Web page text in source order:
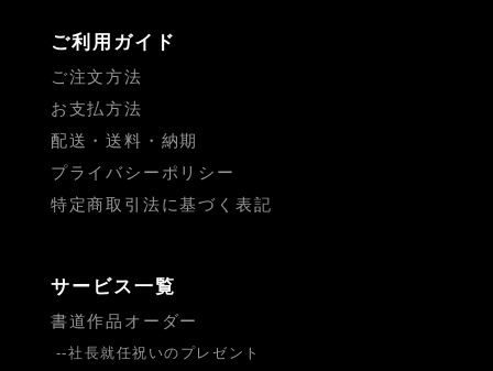
ご利用ガイド
ご注文方法
お支払方法
配送・送料・納期
プライバシーポリシー
特定商取引法に基づく表記
サービス一覧
書道作品オーダー
社長就任祝いのプレゼント